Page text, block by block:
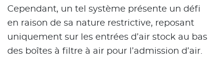
Cependant, un tel système présente un défi
en raison de sa nature restrictive, reposant
uniquement sur les entrées d’air stock au bas
des boîtes à filtre à air pour l’admission d’air.